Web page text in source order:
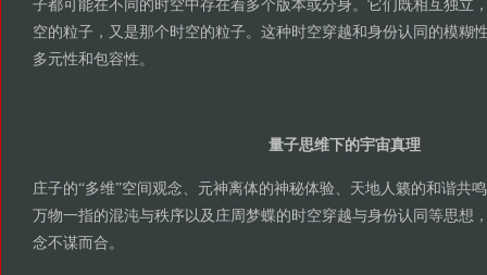
子都可能在不同的时空中存在着多个版本或分身。它们既相互独立
空的粒子，又是那个时空的粒子。这种时空穿越和身份认同的模糊
多元性和包容性。
量子思维下的宇宙真理
庄子的“多维”空间观念、元神离体的神秘体验、天地人籁的和谐共
万物一指的混沌与秩序以及庄周梦蝶的时空穿越与身份认同等思想
念不谋而合。